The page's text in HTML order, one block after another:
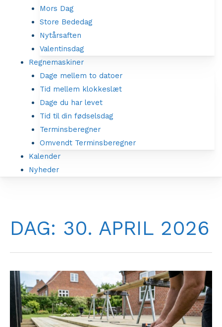
Mors Dag
Store Bededag
Nytårsaften
Valentinsdag
Regnemaskiner
Dage mellem to datoer
Tid mellem klokkeslæt
Dage du har levet
Tid til din fødselsdag
Terminsberegner
Omvendt Terminsberegner
Kalender
Nyheder
DAG: 30. APRIL 2026